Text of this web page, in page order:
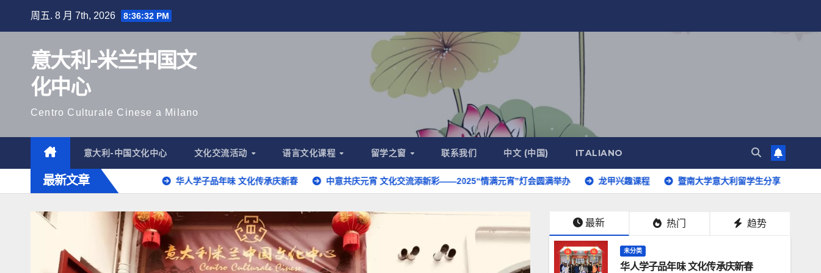
周五. 8 月 7th, 2026 8:36:33 PM
意大利-米兰中国文
化中心
Centro Culturale Cinese a Milano
意大利-中国文化中心 文化交流活动 语言文化课程 留学之窗 联系我们 中文 (中国) ITALIANO
最新文章 华人学子品年味 文化传承庆新春 中意共庆元宵 文化交流添新彩——2025“情满元宵”灯会圆满举办 龙甲兴趣课程 暨南大学意大利留学生分享 意大利语开班
最新 热门 趋势
未分类
华人学子品年味 文化传承庆新春